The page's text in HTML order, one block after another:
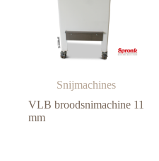
Snijmachines
VLB broodsnimachine 11
mm